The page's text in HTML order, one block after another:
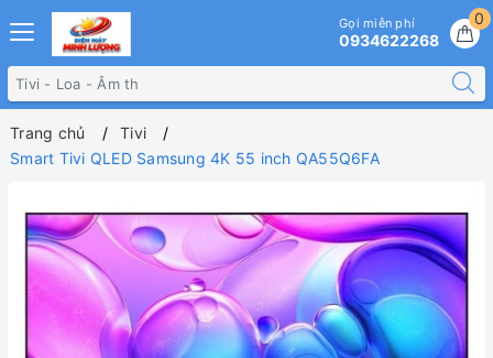
0
Gọi miễn phí
0934622268
Trang chủ
Tivi
Smart Tivi QLED Samsung 4K 55 inch QA55Q6FA